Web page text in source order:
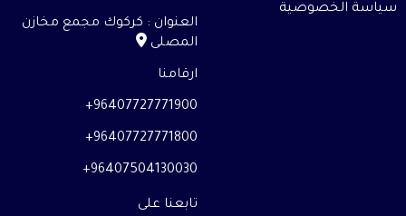
سياسة الخصوصية
العنوان : كركوك مجمع مخازن
المصلى
ارقامنا
96407727771900+
96407727771800+
96407504130030+
تابعنا على